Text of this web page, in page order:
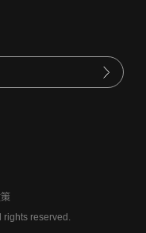
rights reserved.